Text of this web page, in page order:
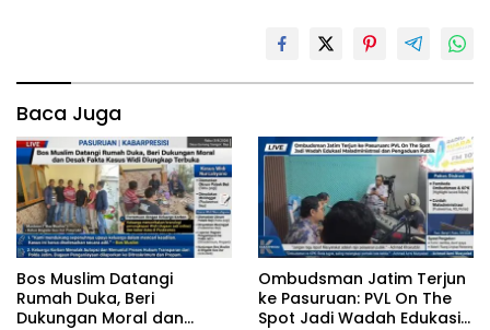
Baca Juga
‎Bos Muslim Datangi
Rumah Duka, Beri
Dukungan Moral dan
‎Ombudsman Jatim Terjun
ke Pasuruan: PVL On The
Spot Jadi Wadah Edukasi